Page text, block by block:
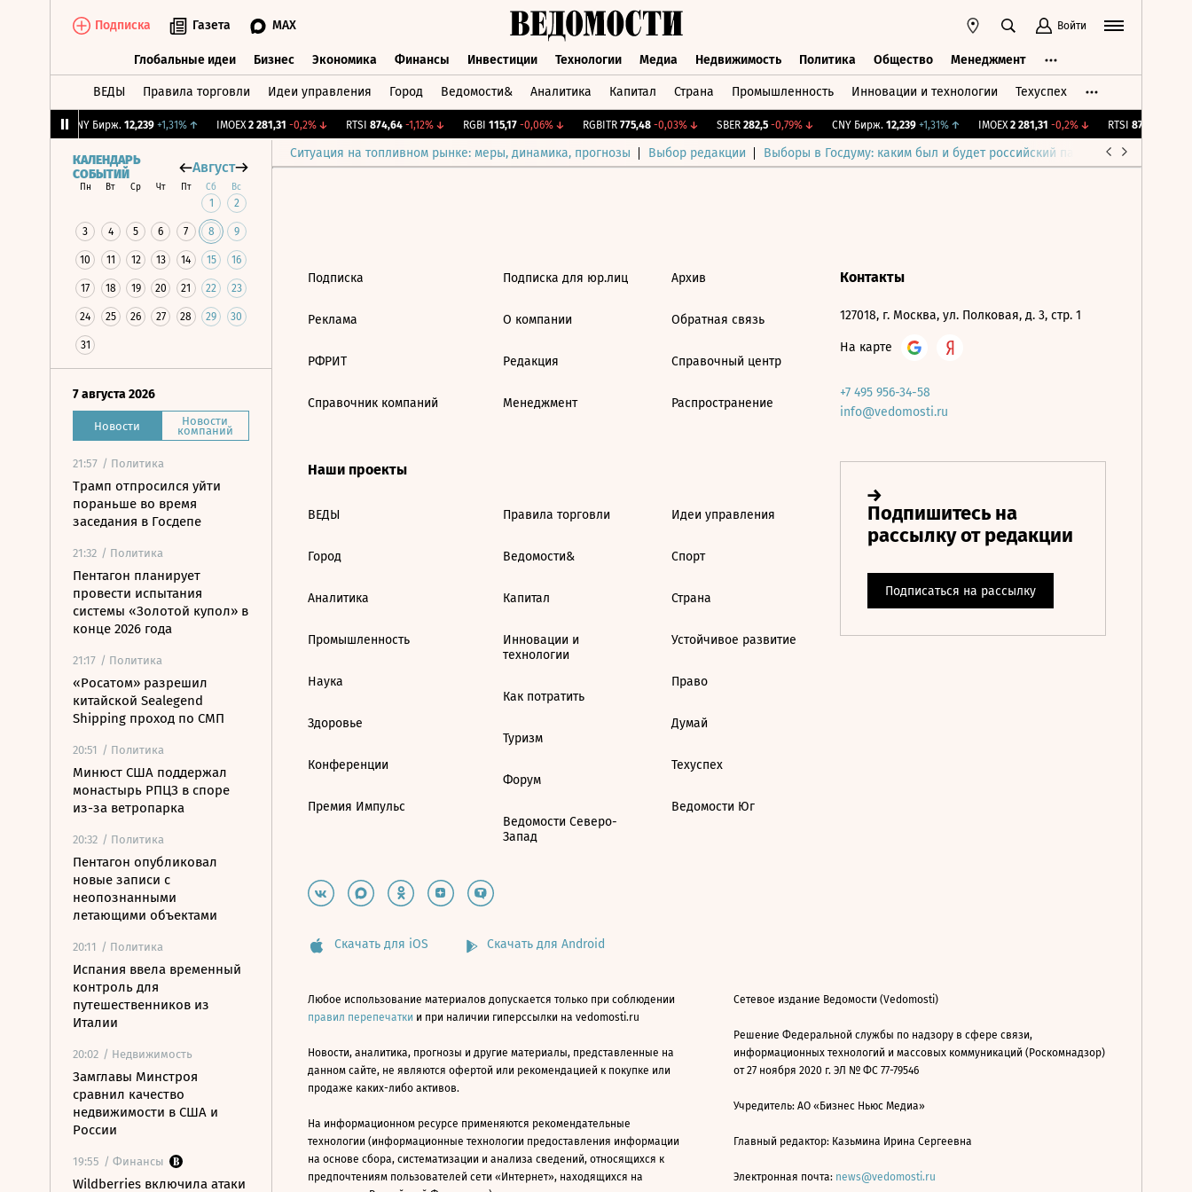
Подписка Газета MAX Войти
Глобальные идеи Бизнес Экономика Финансы Инвестиции Технологии Медиа Недвижимость Политика Общество Менеджмент
ВЕДЫ Правила торговли Идеи управления Город Ведомости& Аналитика Капитал Страна Промышленность Инновации и технологии Техуспех
CNY Бирж. 12,239 +1,31%↑ IMOEX 2 281,31 -0,2%↓ RTSI 874,64 -1,12%↓ RGBI 115,17 -0,06%↓ RGBITR 775,48 -0,03%↓ SBER 282,5 -0,79%↓ CNY Бирж. 12,239 +1,31%↑ IMOEX 2 281,31 -0,2%↓ RTSI 874,64
Ситуация на топливном рынке: меры, динамика, прогнозы Выбор редакции Выборы в Госдуму: каким был и будет российский парламент
КАЛЕНДАРЬ
СОБЫТИЙ
Август
Пн Вт Ср Чт Пт Сб Вс
1 2
3 4 5 6 7 8 9
10 11 12 13 14 15 16
17 18 19 20 21 22 23
24 25 26 27 28 29 30
31
7 августа 2026
Новости Новости
компаний
21:57 / Политика
Трамп отпросился уйти
пораньше во время
заседания в Госдепе
21:32 / Политика
Пентагон планирует
провести испытания
системы «Золотой купол» в
конце 2026 года
21:17 / Политика
«Росатом» разрешил
китайской Sealegend
Shipping проход по СМП
20:51 / Политика
Минюст США поддержал
монастырь РПЦЗ в споре
из-за ветропарка
20:32 / Политика
Пентагон опубликовал
новые записи с
неопознанными
летающими объектами
20:11 / Политика
Испания ввела временный
контроль для
путешественников из
Италии
20:02 / Недвижимость
Замглавы Минстроя
сравнил качество
недвижимости в США и
России
19:55 / Финансы
Wildberries включила атаки
Подписка
Реклама
РФРИТ
Справочник компаний
Подписка для юр.лиц
О компании
Редакция
Менеджмент
Архив
Обратная связь
Справочный центр
Распространение
Наши проекты
ВЕДЫ
Город
Аналитика
Промышленность
Наука
Здоровье
Конференции
Премия Импульс
Правила торговли
Ведомости&
Капитал
Инновации и
технологии
Как потратить
Туризм
Форум
Ведомости Северо-
Запад
Идеи управления
Спорт
Страна
Устойчивое развитие
Право
Думай
Техуспех
Ведомости Юг
Контакты
127018, г. Москва, ул. Полковая, д. 3, стр. 1
На карте
+7 495 956-34-58
info@vedomosti.ru
Скачать для iOS Скачать для Android
Любое использование материалов допускается только при соблюдении
правил перепечатки и при наличии гиперссылки на vedomosti.ru
Новости, аналитика, прогнозы и другие материалы, представленные на
данном сайте, не являются офертой или рекомендацией к покупке или
продаже каких-либо активов.
На информационном ресурсе применяются рекомендательные
технологии (информационные технологии предоставления информации
на основе сбора, систематизации и анализа сведений, относящихся к
предпочтениям пользователей сети «Интернет», находящихся на
Сетевое издание Ведомости (Vedomosti)
Решение Федеральной службы по надзору в сфере связи,
информационных технологий и массовых коммуникаций (Роскомнадзор)
от 27 ноября 2020 г. ЭЛ № ФС 77-79546
Учредитель: АО «Бизнес Ньюс Медиа»
Главный редактор: Казьмина Ирина Сергеевна
Электронная почта: news@vedomosti.ru